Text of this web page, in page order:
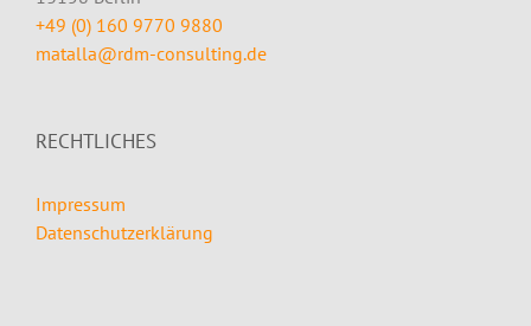
+49 (0) 160 9770 9880
matalla@rdm-consulting.de
RECHTLICHES
Impressum
Datenschutzerklärung